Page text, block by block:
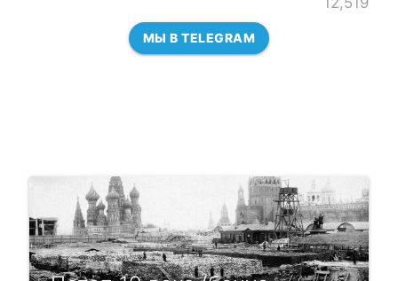
МЫ В TELEGRAM